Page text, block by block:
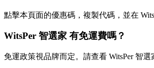
點擊本頁面的優惠碼，複製代碼，並在
WitsPer 智選家 有免運費嗎？
免運政策視品牌而定。請查看 WitsPer 智